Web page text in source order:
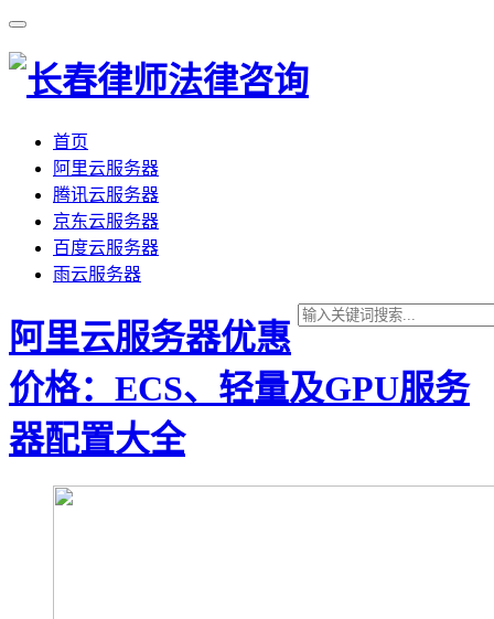
首页
阿里云服务器
腾讯云服务器
京东云服务器
百度云服务器
雨云服务器
阿里云服务器优惠
价格：ECS、轻量及GPU服务
器配置大全